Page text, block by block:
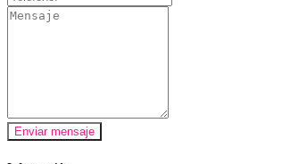
Enviar mensaje